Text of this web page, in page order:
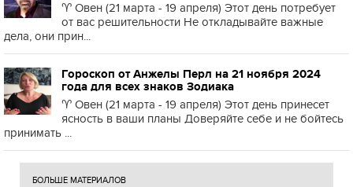
♈️ Овен (21 марта - 19 апреля) Этот день потребует
от вас решительности Не откладывайте важные
дела, они прин...
Гороскоп от Анжелы Перл на 21 ноября 2024
года для всех знаков Зодиака
♈️ Овен (21 марта - 19 апреля) Этот день принесет
ясность в ваши планы Доверяйте себе и не бойтесь
принимать ...
БОЛЬШЕ МАТЕРИАЛОВ